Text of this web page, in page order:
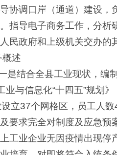
协调口岸（通道）建设，
指导电子商务工作，分析
民政府和上级机关交办的
概述
是结合全县工业现状，编
与信息化“十四五”规划
立37个网格区，员工人
要求完全对制度及应急
工业企业无因疫情出现